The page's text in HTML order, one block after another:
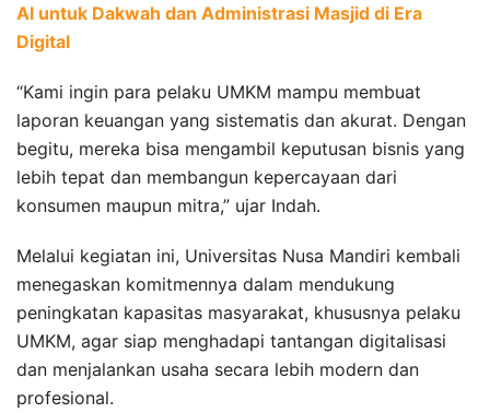
AI untuk Dakwah dan Administrasi Masjid di Era
Digital
“Kami ingin para pelaku UMKM mampu membuat
laporan keuangan yang sistematis dan akurat. Dengan
begitu, mereka bisa mengambil keputusan bisnis yang
lebih tepat dan membangun kepercayaan dari
konsumen maupun mitra,” ujar Indah.
Melalui kegiatan ini, Universitas Nusa Mandiri kembali
menegaskan komitmennya dalam mendukung
peningkatan kapasitas masyarakat, khususnya pelaku
UMKM, agar siap menghadapi tantangan digitalisasi
dan menjalankan usaha secara lebih modern dan
profesional.